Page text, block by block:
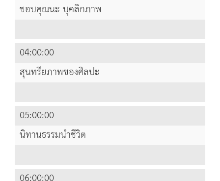
ขอบคุณนะ บุคลิกภาพ
04:00:00
สุนทรียภาพของศิลปะ
05:00:00
นิทานธรรมนำชีวิต